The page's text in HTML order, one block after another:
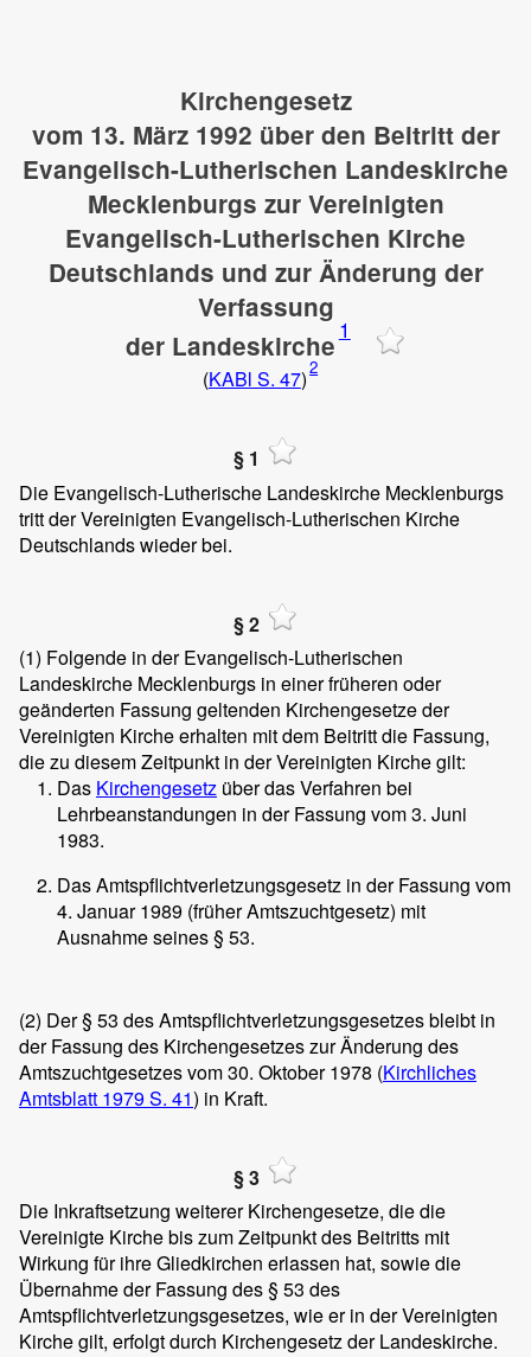
Kirchengesetz
vom 13. März 1992 über den Beitritt der
Evangelisch-Lutherischen Landeskirche
Mecklenburgs zur Vereinigten
Evangelisch-Lutherischen Kirche
Deutschlands und zur Änderung der
Verfassung
der Landeskirche 1
(KABl S. 47)2
§ 1
Die Evangelisch-Lutherische Landeskirche Mecklenburgs
tritt der Vereinigten Evangelisch-Lutherischen Kirche
Deutschlands wieder bei.
§ 2
(1) Folgende in der Evangelisch-Lutherischen
Landeskirche Mecklenburgs in einer früheren oder
geänderten Fassung geltenden Kirchengesetze der
Vereinigten Kirche erhalten mit dem Beitritt die Fassung,
die zu diesem Zeitpunkt in der Vereinigten Kirche gilt:
Das Kirchengesetz über das Verfahren bei
Lehrbeanstandungen in der Fassung vom 3. Juni
1983.
Das Amtspflichtverletzungsgesetz in der Fassung vom
4. Januar 1989 (früher Amtszuchtgesetz) mit
Ausnahme seines § 53.
(2) Der § 53 des Amtspflichtverletzungsgesetzes bleibt in
der Fassung des Kirchengesetzes zur Änderung des
Amtszuchtgesetzes vom 30. Oktober 1978 (Kirchliches
Amtsblatt 1979 S. 41) in Kraft.
§ 3
Die Inkraftsetzung weiterer Kirchengesetze, die die
Vereinigte Kirche bis zum Zeitpunkt des Beitritts mit
Wirkung für ihre Gliedkirchen erlassen hat, sowie die
Übernahme der Fassung des § 53 des
Amtspflichtverletzungsgesetzes, wie er in der Vereinigten
Kirche gilt, erfolgt durch Kirchengesetz der Landeskirche.